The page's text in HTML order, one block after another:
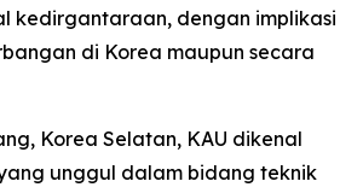
kedirgantaraan, dengan implikasi
di Korea maupun secara
Korea Selatan, KAU dikenal
unggul dalam bidang teknik